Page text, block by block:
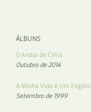
ÁLBUNS
O Andar de Cima
Outubro de 2014
A Minha Vida é Um Esgoto
Setembro de 1999